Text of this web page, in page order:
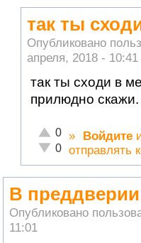
так ты
Опубликовано
апреля, 2018 - 10:41
так ты сходи в
прилюдно скажи.
Отлично!
0
Неадекватно!
0
» Войдите
отправлять
В
Опубликовано
11:01